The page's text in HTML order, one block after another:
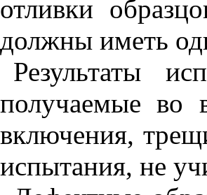
отливки
должны иметь
Результаты
получаемые во
включения,
испытания, не